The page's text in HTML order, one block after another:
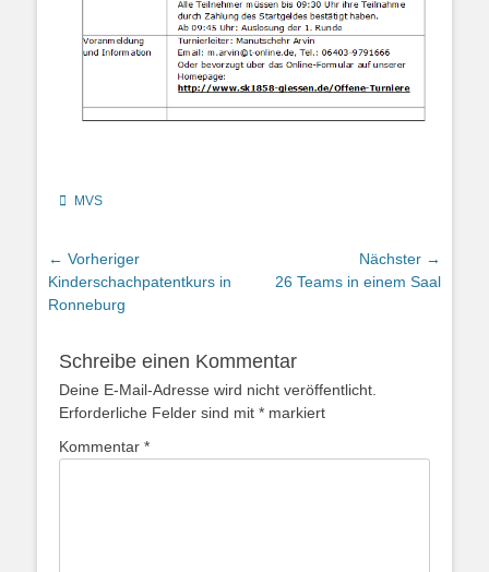
Kategorien
MVS
Beitragsnavigation
← Vorheriger
Vorheriger
Beitrag:
Kinderschachpatentkurs in
Ronneburg
Nächster →
Nächster
26 Teams in einem Saal
Schreibe einen Kommentar
Deine E-Mail-Adresse wird nicht veröffentlicht.
Erforderliche Felder sind mit * markiert
Kommentar *